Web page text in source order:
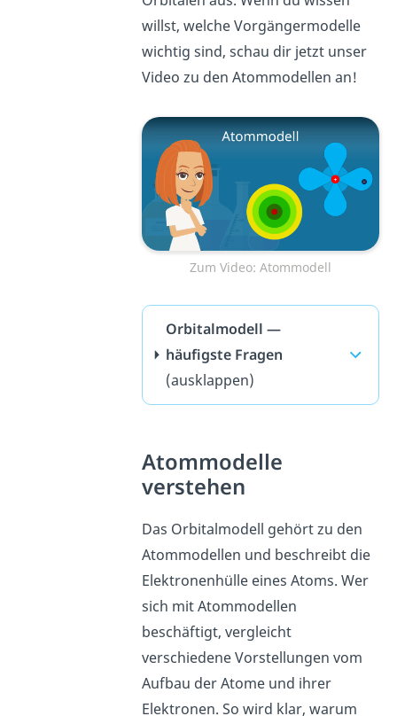
willst, welche Vorgängermodelle
wichtig sind, schau dir jetzt unser
Video zu den Atommodellen an!
Zum Video: Atommodell
Orbitalmodell —
häufigste Fragen
(ausklappen)
Atommodelle
verstehen
Das Orbitalmodell gehört zu den
Atommodellen und beschreibt die
Elektronenhülle eines Atoms. Wer
sich mit Atommodellen
beschäftigt, vergleicht
verschiedene Vorstellungen vom
Aufbau der Atome und ihrer
Elektronen. So wird klar, warum